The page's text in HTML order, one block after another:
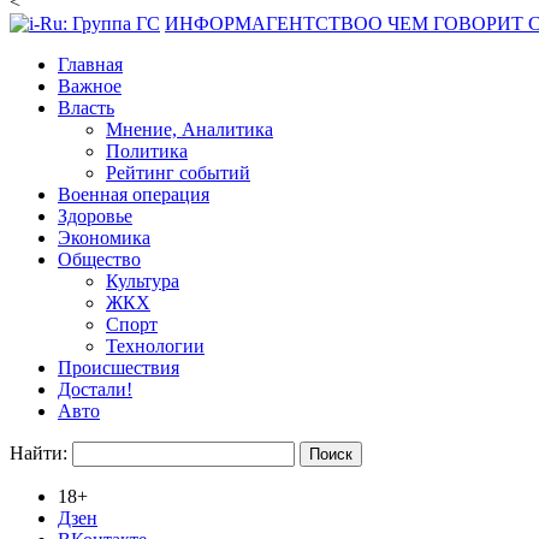
ИНФОРМАГЕНТСТВОО ЧЕМ ГОВОРИТ
Главная
Важное
Власть
Мнение, Аналитика
Политика
Рейтинг событий
Военная операция
Здоровье
Экономика
Общество
Культура
ЖКХ
Спорт
Технологии
Происшествия
Достали!
Авто
Найти:
18+
Дзен